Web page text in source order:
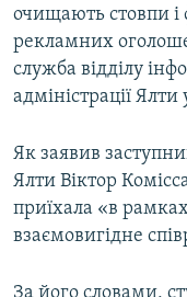
очищають стовпи і
рекламних
служба відділу
адміністрації
Як заявив
Ялти Віктор
приїхала «в
взаємовигідне